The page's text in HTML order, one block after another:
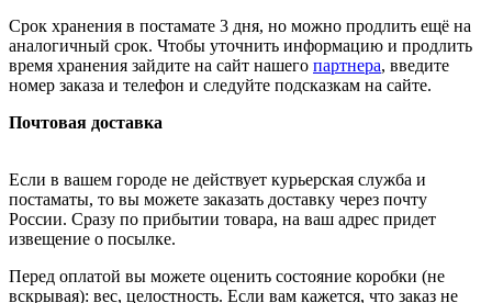
Срок хранения в постамате 3 дня, но можно продлить ещё на
аналогичный срок. Чтобы уточнить информацию и продлить
время хранения зайдите на сайт нашего партнера, введите
номер заказа и телефон и следуйте подсказкам на сайте.
Почтовая доставка
Если в вашем городе не действует курьерская служба и
постаматы, то вы можете заказать доставку через почту
России. Сразу по прибытии товара, на ваш адрес придет
извещение о посылке.
Перед оплатой вы можете оценить состояние коробки (не
вскрывая): вес, целостность. Если вам кажется, что заказ не